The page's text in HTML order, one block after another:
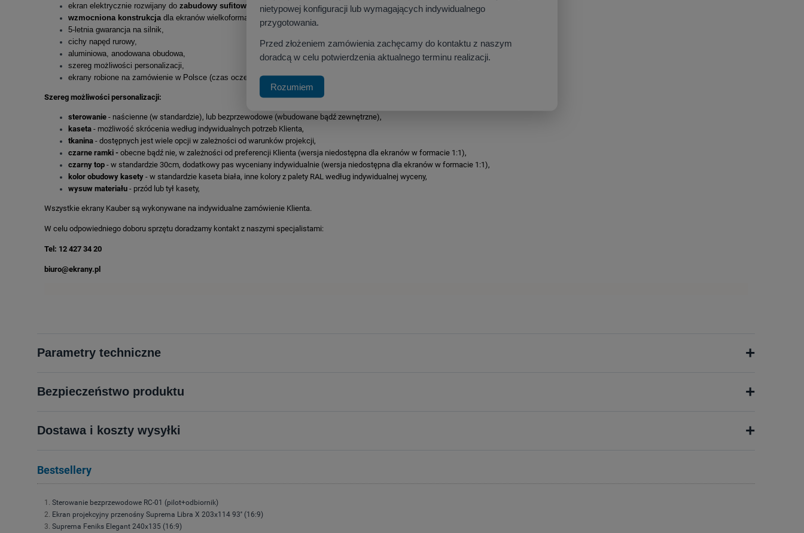
ekran elektrycznie rozwijany do zabudowy sufitowej,
wzmocniona konstrukcja dla ekranów wielkoformatowych - powyżej 3m szerokości,
5-letnia gwarancja na silnik,
cichy napęd rurowy,
aluminiowa, anodowana obudowa,
szereg możliwości personalizacji,
ekrany robione na zamówienie w Polsce (czas oczekiwania około 10-14 dni)
Szereg możliwości personalizacji:
sterowanie - naścienne (w standardzie), lub bezprzewodowe (wbudowane bądź zewnętrzne),
kaseta - możliwość skrócenia według indywidualnych potrzeb Klienta,
tkanina - dostępnych jest wiele opcji w zależności od warunków projekcji,
czarne ramki - obecne bądź nie, w zależności od preferencji Klienta (wersja niedostępna dla ekranów w formacie 1:1),
czarny top - w standardzie 30cm, dodatkowy pas wyceniany indywidualnie (wersja niedostępna dla ekranów w formacie 1:1),
kolor obudowy kasety - w standardzie kaseta biała, inne kolory z palety RAL według indywidualnej wyceny,
wysuw materiału - przód lub tył kasety,
Wszystkie ekrany Kauber są wykonywane na indywidualne zamówienie Klienta.
W celu odpowiedniego doboru sprzętu doradzamy kontakt z naszymi specjalistami:
Tel: 12 427 34 20
biuro@ekrany.pl
Parametry techniczne +
Bezpieczeństwo produktu +
Dostawa i koszty wysyłki +
Bestsellery
Sterowanie bezprzewodowe RC-01 (pilot+odbiornik)
Ekran projekcyjny przenośny Suprema Libra X 203x114 93'' (16:9)
Suprema Feniks Elegant 240x135 (16:9)
nietypowej konfiguracji lub wymagających indywidualnego
przygotowania.
Przed złożeniem zamówienia zachęcamy do kontaktu z naszym
doradcą w celu potwierdzenia aktualnego terminu realizacji.
Rozumiem